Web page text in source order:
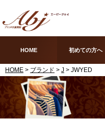
HOME 初めての方へ
HOME > ブランド > J > JWYED